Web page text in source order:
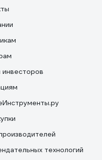
технологий